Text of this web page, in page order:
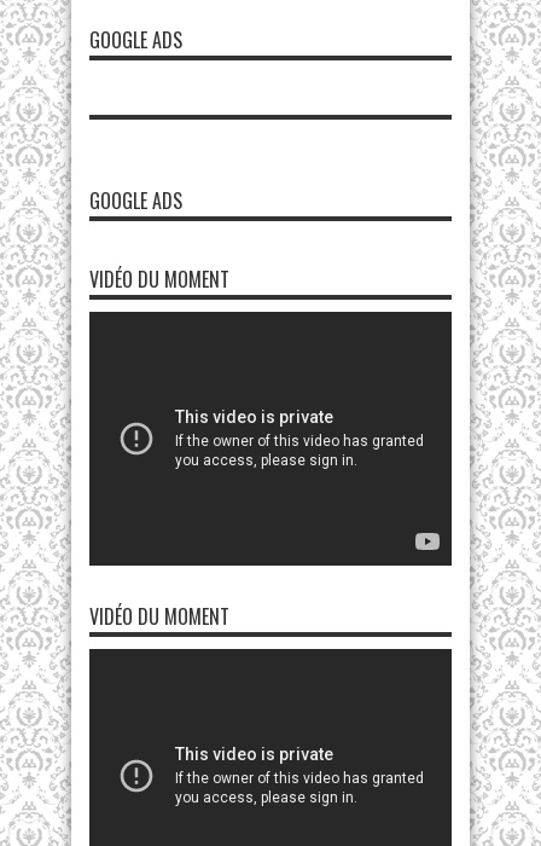
GOOGLE ADS
GOOGLE ADS
VIDÉO DU MOMENT
VIDÉO DU MOMENT